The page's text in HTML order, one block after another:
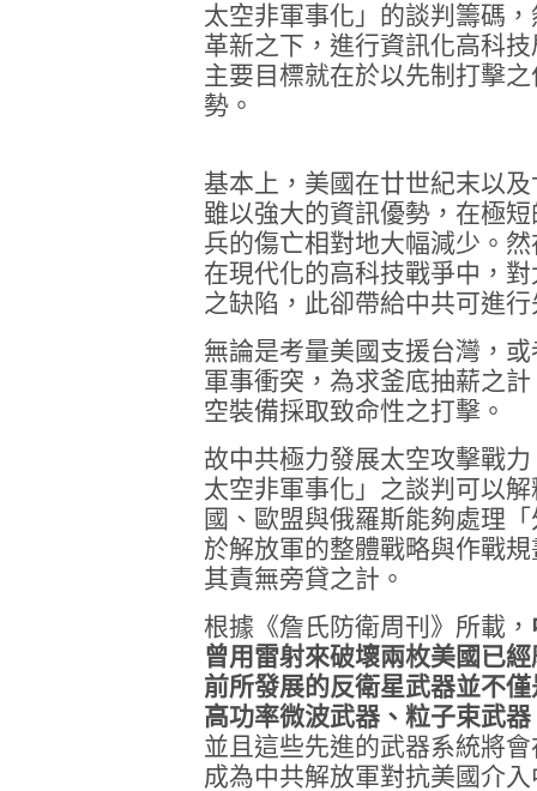
太空非軍事化」的談判籌碼
革新之下，進行資訊化高科
主要目標就在於以先制打擊
勢。
基本上，美國在廿世紀末以
雖以強大的資訊優勢，在極
兵的傷亡相對地大幅減少。
在現代化的高科技戰爭中，
之缺陷，此卻帶給中共可進
無論是考量美國支援台灣，
軍事衝突，為求釜底抽薪之
空裝備採取致命性之打擊。
故中共極力發展太空攻擊戰
太空非軍事化」之談判可以
國、歐盟與俄羅斯能夠處理
於解放軍的整體戰略與作戰
其責無旁貸之計。
根據《詹氏防衛周刊》所載，
曾用雷射來破壞兩枚美國已
前所發展的反衛星武器並不
高功率微波武器、粒子束武
並且這些先進的武器系統將
成為中共解放軍對抗美國介